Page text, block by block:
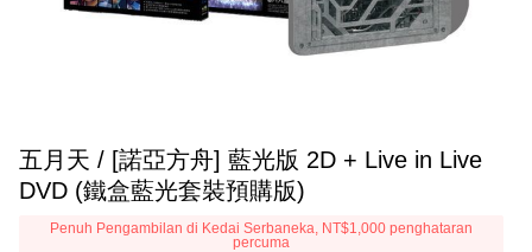
五月天 / [諾亞方舟] 藍光版 2D + Live in Live
DVD (鐵盒藍光套裝預購版)
Penuh Pengambilan di Kedai Serbaneka, NT$1,000 penghataran
percuma